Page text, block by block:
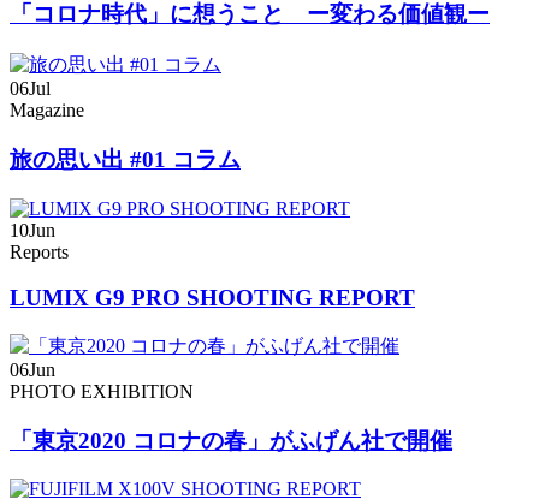
「コロナ時代」に想うこと ー変わる価値観ー
06Jul
Magazine
旅の思い出 #01 コラム
10Jun
Reports
LUMIX G9 PRO SHOOTING REPORT
06Jun
PHOTO EXHIBITION
「東京2020 コロナの春」がふげん社で開催